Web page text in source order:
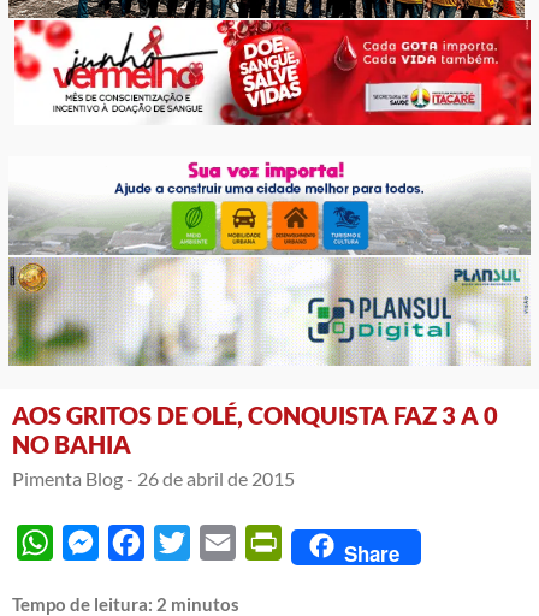
AOS GRITOS DE OLÉ, CONQUISTA FAZ 3 A 0
NO BAHIA
Pimenta Blog - 26 de abril de 2015
WhatsAppMessengerFacebook
Twitter Email PrintFriendly
Share
Tempo de leitura: 2 minutos